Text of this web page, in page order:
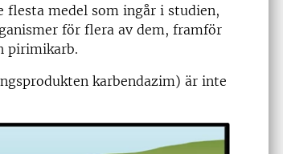
medel som ingår i studien,
för flera av dem, framför
pirimikarb.
karbendazim) är inte